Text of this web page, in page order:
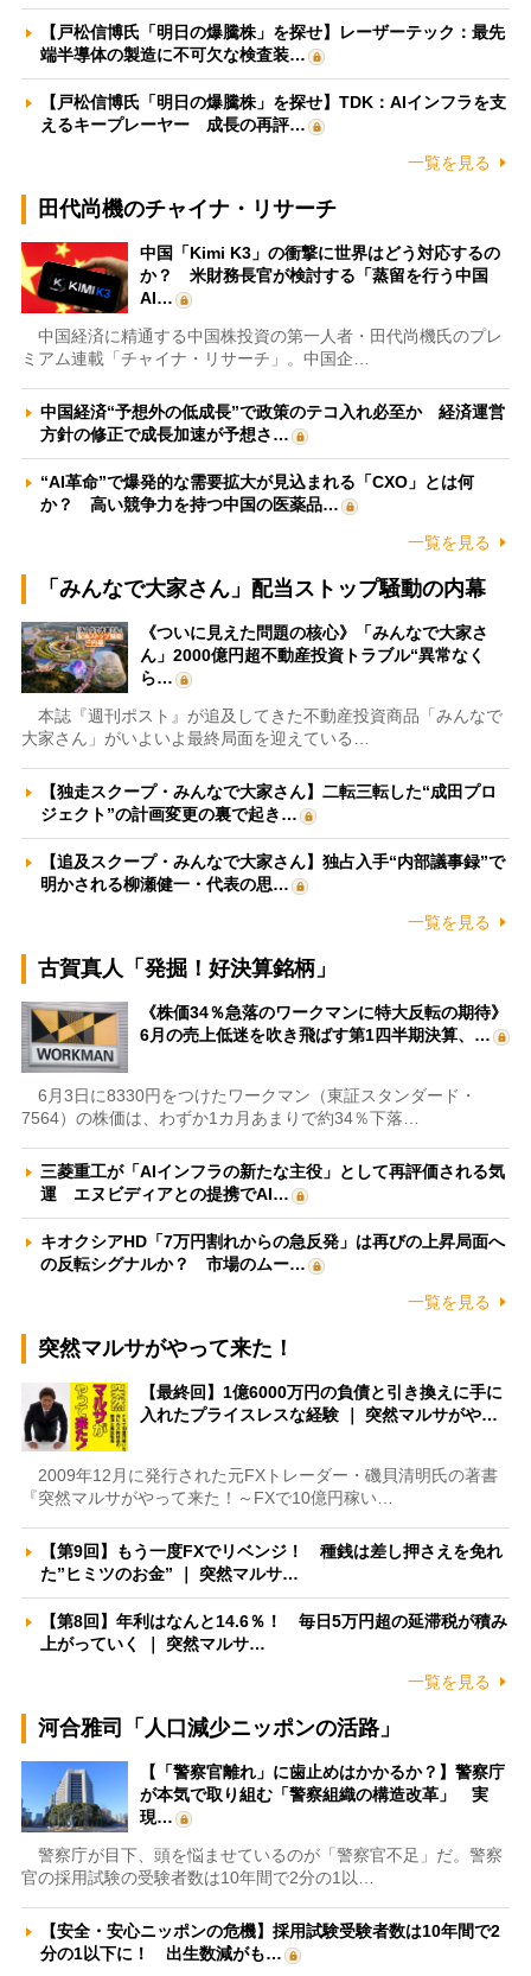
【戸松信博氏「明日の爆騰株」を探せ】レーザーテック：最先
端半導体の製造に不可欠な検査装…
【戸松信博氏「明日の爆騰株」を探せ】TDK：AIインフラを支
えるキープレーヤー 成長の再評…
一覧を見る
田代尚機のチャイナ・リサーチ
中国「Kimi K3」の衝撃に世界はどう対応するの
か？ 米財務長官が検討する「蒸留を行う中国
AI…
中国経済に精通する中国株投資の第一人者・田代尚機氏のプレ
ミアム連載「チャイナ・リサーチ」。中国企…
中国経済“予想外の低成長”で政策のテコ入れ必至か 経済運営
方針の修正で成長加速が予想さ…
“AI革命”で爆発的な需要拡大が見込まれる「CXO」とは何
か？ 高い競争力を持つ中国の医薬品…
一覧を見る
「みんなで大家さん」配当ストップ騒動の内幕
《ついに見えた問題の核心》「みんなで大家さ
ん」2000億円超不動産投資トラブル“異常なく
ら…
本誌『週刊ポスト』が追及してきた不動産投資商品「みんなで
大家さん」がいよいよ最終局面を迎えている…
【独走スクープ・みんなで大家さん】二転三転した“成田プロ
ジェクト”の計画変更の裏で起き…
【追及スクープ・みんなで大家さん】独占入手“内部議事録”で
明かされる柳瀬健一・代表の思…
一覧を見る
古賀真人「発掘！好決算銘柄」
《株価34％急落のワークマンに特大反転の期待》
6月の売上低迷を吹き飛ばす第1四半期決算、…
6月3日に8330円をつけたワークマン（東証スタンダード・
7564）の株価は、わずか1カ月あまりで約34％下落…
三菱重工が「AIインフラの新たな主役」として再評価される気
運 エヌビディアとの提携でAI…
キオクシアHD「7万円割れからの急反発」は再びの上昇局面へ
の反転シグナルか？ 市場のムー…
一覧を見る
突然マルサがやって来た！
【最終回】1億6000万円の負債と引き換えに手に
入れたプライスレスな経験 ｜ 突然マルサがや…
2009年12月に発行された元FXトレーダー・磯貝清明氏の著書
『突然マルサがやって来た！～FXで10億円稼い…
【第9回】もう一度FXでリベンジ！ 種銭は差し押さえを免れ
た”ヒミツのお金” ｜ 突然マルサ…
【第8回】年利はなんと14.6％！ 毎日5万円超の延滞税が積み
上がっていく ｜ 突然マルサ…
一覧を見る
河合雅司「人口減少ニッポンの活路」
【「警察官離れ」に歯止めはかかるか？】警察庁
が本気で取り組む「警察組織の構造改革」 実
現…
警察庁が目下、頭を悩ませているのが「警察官不足」だ。警察
官の採用試験の受験者数は10年間で2分の1以…
【安全・安心ニッポンの危機】採用試験受験者数は10年間で2
分の1以下に！ 出生数減がも…